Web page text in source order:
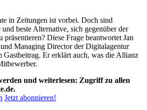
in Zeitungen ist vorbei. Doch sind
beste Alternative, sich gegenüber der
präsentieren? Diese Frage beantwortet Jan
Managing Director der Digitalagentur
Er erklärt auch, was die Allianz
und weiterlesen: Zugriff zu allen
Jetzt abonnieren!